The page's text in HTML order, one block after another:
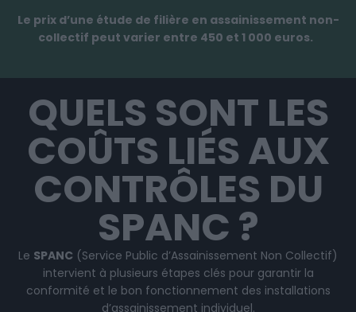
Le prix d’une étude de filière en assainissement non-
collectif peut varier entre 450 et 1 000 euros.
QUELS SONT LES
COÛTS LIÉS AUX
CONTRÔLES DU
SPANC ?
Le SPANC (Service Public d’Assainissement Non Collectif)
intervient à plusieurs étapes clés pour garantir la
conformité et le bon fonctionnement des installations
d’assainissement individuel.